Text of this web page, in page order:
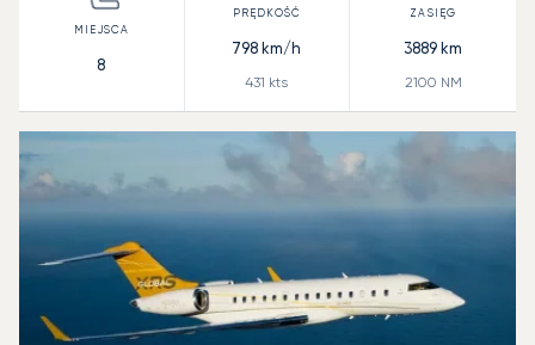
8
798 km/h
431 kts
3889 km
2100 NM